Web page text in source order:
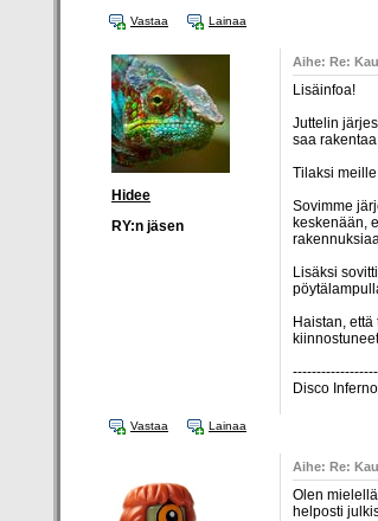
Vastaa Lainaa
Hidee
RY:n jäsen
Aihe: Re:
Lisäinfoa!
Juttelin
saa
Tilaksi
Sovimme
keskenään,
Lisäksi
Haistan,
Disco Inferno
Vastaa Lainaa
Aihe: Re:
Olen
helposti